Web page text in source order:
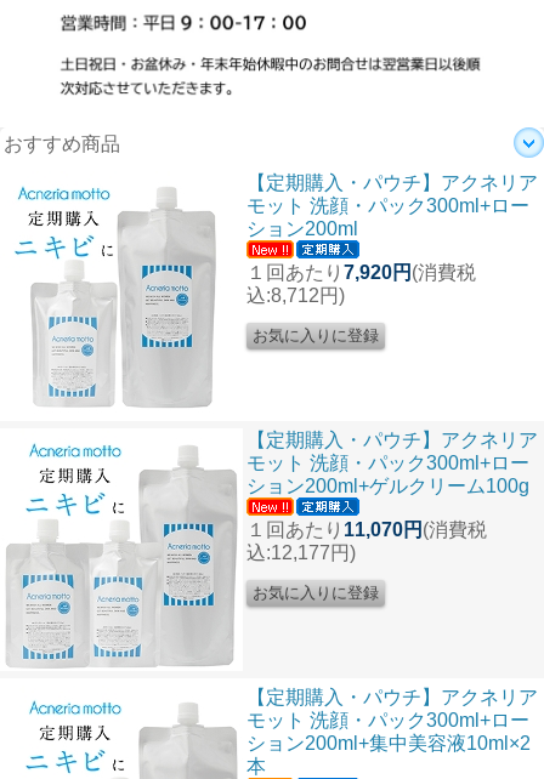
おすすめ商品
【定期購入・パウチ】アクネリア
モット 洗顔・パック300ml+ロー
ション200ml
１回あたり 7,920円 (消費税
込:8,712円)
【定期購入・パウチ】アクネリア
モット 洗顔・パック300ml+ロー
ション200ml+ゲルクリーム100g
１回あたり 11,070円 (消費税
込:12,177円)
【定期購入・パウチ】アクネリア
モット 洗顔・パック300ml+ロー
ション200ml+集中美容液10ml×2
本